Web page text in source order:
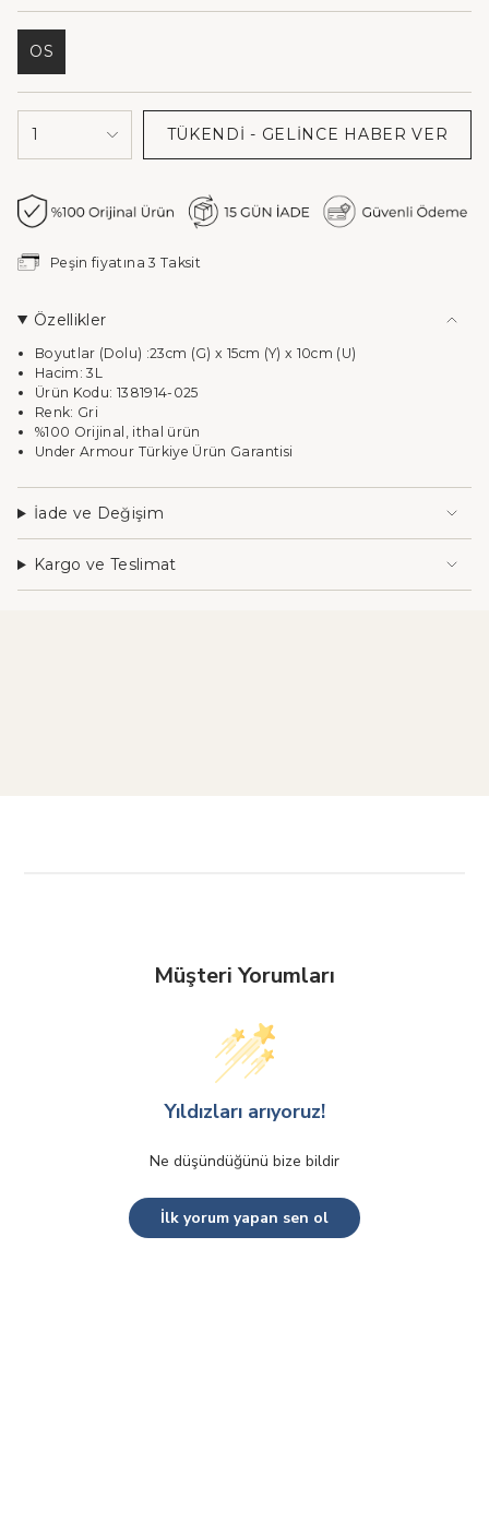
OS
VARYANT
TÜKENDI
VEYA
KULLANIM
DIŞI
product
için
miktarı
"in_cart_html"=>"
<span
cart\">
quantity
}}
</span>
sepette",
"maximum_of"=>"Maksimum
{{
}}",
"minimum_of"=>"Minimum
}}",
"multiples_of"=>"
1 TÜKENDI - GELINCE HABER VER
Peşin fiyatına 3 Taksit
Özellikler
Boyutlar (Dolu) :23cm (G) x 15cm (Y) x 10cm (U)
Hacim: 3L
Ürün Kodu: 1381914-025
Renk: Gri
%100 Orijinal, ithal ürün
Under Armour Türkiye Ürün Garantisi
İade ve Değişim
Kargo ve Teslimat
Müşteri Yorumları
Yıldızları arıyoruz!
Ne düşündüğünü bize bildir
İlk yorum yapan sen ol